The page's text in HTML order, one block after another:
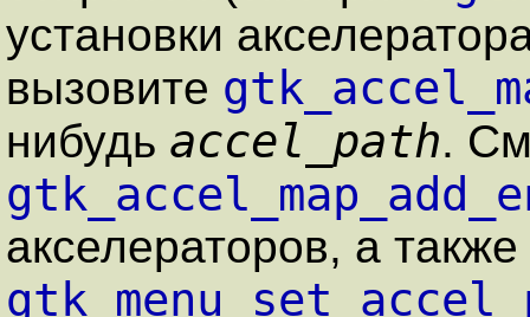
установки
вызовите
нибудь accel_path.
акселераторов, а также